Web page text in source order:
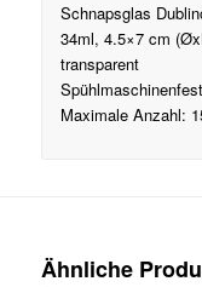
Schnapsglas
34ml, 4.5×7 cm
transparent
Maximale Anzahl:
Ähnliche